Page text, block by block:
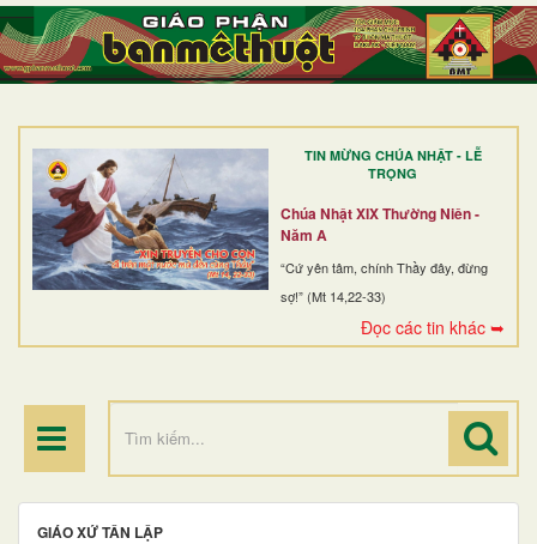
TIN MỪNG CHÚA NHẬT - LỄ
TRỌNG
Chúa Nhật XIX Thường Niên -
Năm A
“Cứ yên tâm, chính Thầy đây, đừng
sợ!” (Mt 14,22-33)
Đọc các tin khác ➥
TRANG NHẤT
GIỚI THIỆU
DÒNG TU
BAN MỤC VỤ
ĐOÀN THỂ CG
ĐIỂM HÀNH HƯƠNG
GIÁO XỨ TÂN LẬP